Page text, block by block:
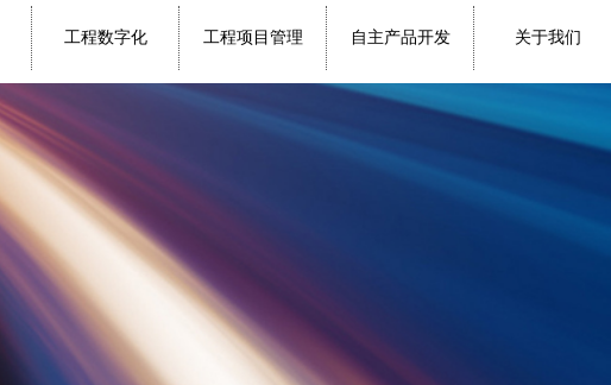
工程数字化 工程项目管理 自主产品开发 关于我们